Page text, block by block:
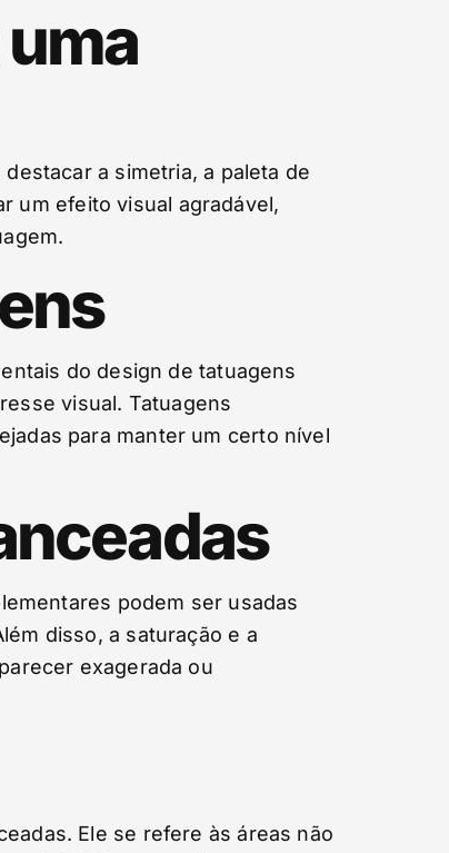
a simetria, a paleta de
um efeito visual agradável,
do design de tatuagens
visual. Tatuagens
para manter um certo nível
podem ser usadas
disso, a saturação e a
exagerada ou
Ele se refere às áreas não